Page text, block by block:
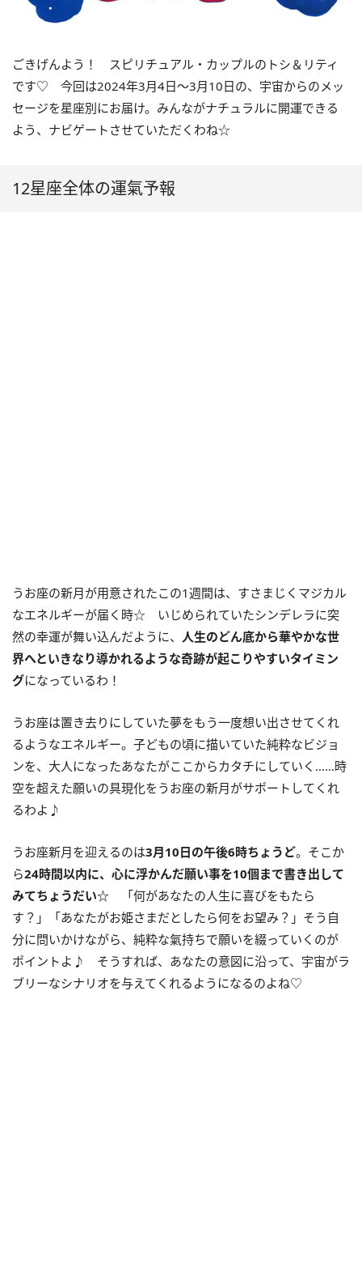
ごきげんよう！ スピリチュアル・カップルのトシ＆リティ
です♡ 今回は2024年3月4日〜3月10日の、宇宙からのメッ
セージを星座別にお届け。みんながナチュラルに開運できる
よう、ナビゲートさせていただくわね☆
12星座全体の運氣予報
うお座の新月が用意されたこの1週間は、すさまじくマジカル
なエネルギーが届く時☆ いじめられていたシンデレラに突
然の幸運が舞い込んだように、 人生のどん底から華やかな世
界へといきなり導かれるような奇跡が起こりやすいタイミン
グになっているわ！
うお座は置き去りにしていた夢をもう一度想い出させてくれ
るようなエネルギー。子どもの頃に描いていた純粋なビジョ
ンを、大人になったあなたがここからカタチにしていく……時
空を超えた願いの具現化をうお座の新月がサポートしてくれ
るわよ♪
うお座新月を迎えるのは3月10日の午後6時ちょうど。そこか
ら24時間以内に、 心に浮かんだ願い事を10個まで書き出して
みてちょうだい☆ 「何があなたの人生に喜びをもたら
す？」「あなたがお姫さまだとしたら何をお望み？」そう自
分に問いかけながら、純粋な氣持ちで願いを綴っていくのが
ポイントよ♪ そうすれば、あなたの意図に沿って、宇宙がラ
ブリーなシナリオを与えてくれるようになるのよね♡